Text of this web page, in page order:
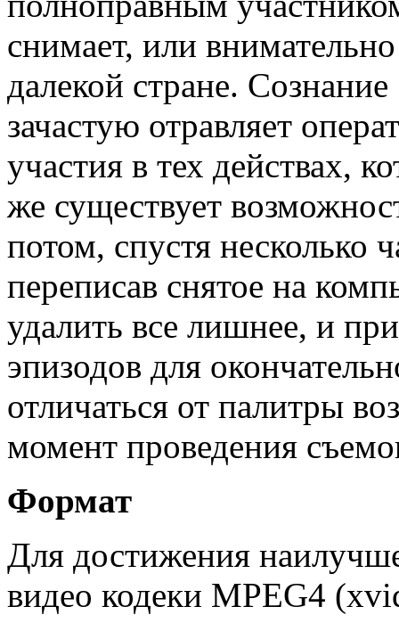
снимает, или
далекой стране.
зачастую отравляет
участия в тех действах,
же существует
потом, спустя несколько
переписав снятое на
удалить все лишнее, и
эпизодов для
отличаться от палитры
момент проведения
Формат
Для достижения
видео кодеки MPEG4